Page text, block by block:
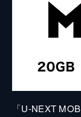
「U-NEXT